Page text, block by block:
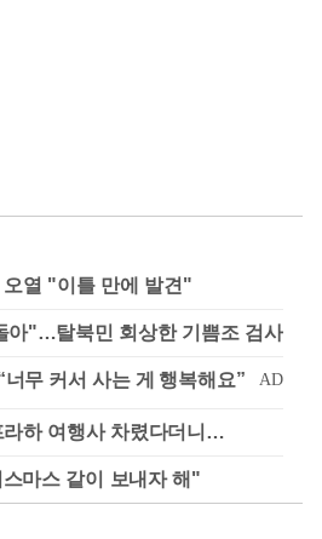
오열 "이틀 만에 발견"
아"…탈북민 회상한 기쁨조 검사
라하 여행사 차렸다더니…
마스 같이 보내자 해"